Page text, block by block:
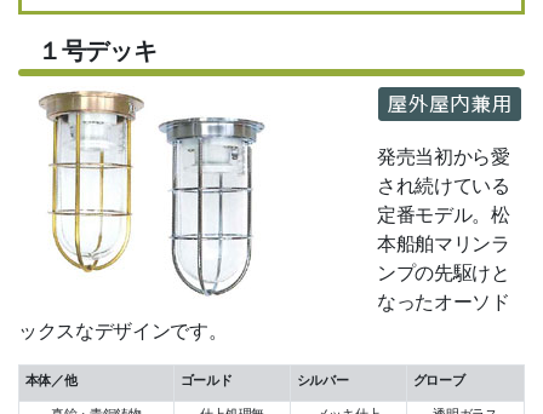
１号デッキ
発売当初から愛
され続けている
定番モデル。松
本船舶マリンラ
ンプの先駆けと
なったオーソド
ックスなデザインです。
本体／他 ゴールド シルバー グローブ